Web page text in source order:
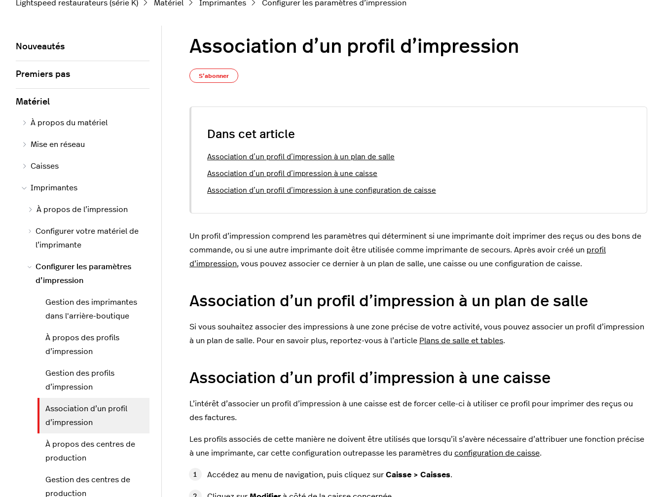
Lightspeed restaurateurs (série K) Matériel Imprimantes Configurer les paramètres d’impression
Association d’un profil d’impression
S’abonner
Dans cet article
Association d’un profil d’impression à un plan de salle
Association d’un profil d’impression à une caisse
Association d’un profil d’impression à une configuration de caisse
Un profil d’impression comprend les paramètres qui déterminent si une imprimante doit imprimer des reçus ou des bons de
commande, ou si une autre imprimante doit être utilisée comme imprimante de secours. Après avoir créé un profil
d’impression, vous pouvez associer ce dernier à un plan de salle, une caisse ou une configuration de caisse.
Association d’un profil d’impression à un plan de salle
Si vous souhaitez associer des impressions à une zone précise de votre activité, vous pouvez associer un profil d’impression
à un plan de salle. Pour en savoir plus, reportez-vous à l’article Plans de salle et tables.
Association d’un profil d’impression à une caisse
L’intérêt d’associer un profil d’impression à une caisse est de forcer celle-ci à utiliser ce profil pour imprimer des reçus ou
des factures.
Les profils associés de cette manière ne doivent être utilisés que lorsqu’il s’avère nécessaire d’attribuer une fonction précise
à une imprimante, car cette configuration outrepasse les paramètres du configuration de caisse.
Accédez au menu de navigation, puis cliquez sur Caisse > Caisses.
Nouveautés
Premiers pas
Matériel
À propos du matériel
Mise en réseau
Caisses
Imprimantes
À propos de l’impression
Configurer votre matériel de
l’imprimante
Configurer les paramètres
d’impression
Gestion des imprimantes
dans l'arrière-boutique
À propos des profils
d’impression
Gestion des profils
d’impression
Association d’un profil
d’impression
À propos des centres de
production
Gestion des centres de
production